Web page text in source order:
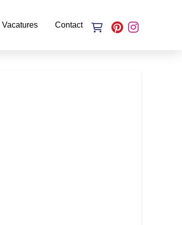
Vacatures Contact